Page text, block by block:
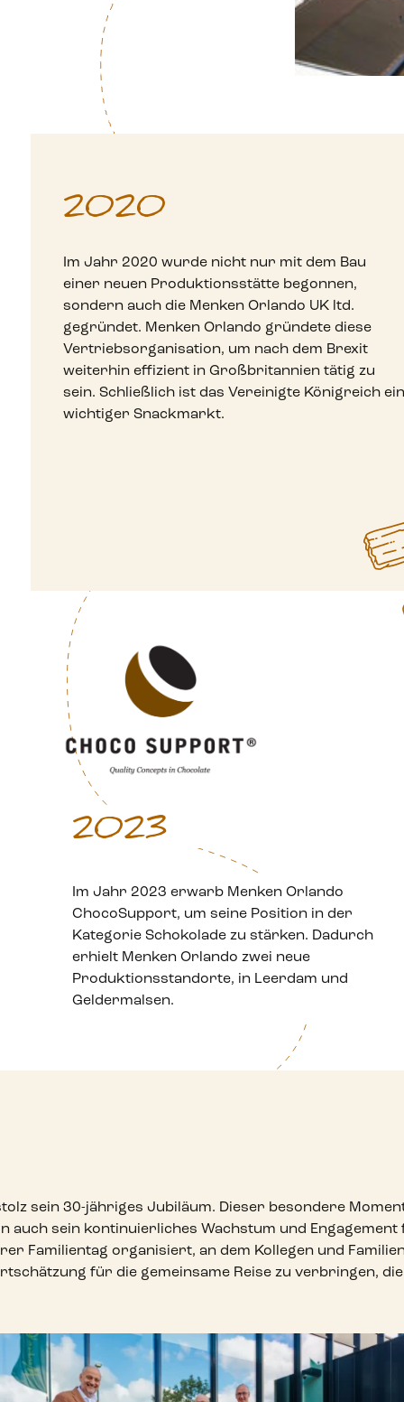
2020
Im Jahr 2020 wurde nicht nur mit dem Bau
einer neuen Produktionsstätte begonnen,
sondern auch die Menken Orlando UK ltd.
gegründet. Menken Orlando gründete diese
Vertriebsorganisation, um nach dem Brexit
weiterhin effizient in Großbritannien tätig zu
sein. Schließlich ist das Vereinigte Königreich
wichtiger Snackmarkt.
2023
Im Jahr 2023 erwarb Menken Orlando
ChocoSupport, um seine Position in der
Kategorie Schokolade zu stärken. Dadurch
erhielt Menken Orlando zwei neue
Produktionsstandorte, in Leerdam und
Geldermalsen.
sein 30-jähriges Jubiläum. Dieser besondere
auch sein kontinuierliches Wachstum und
Familientag organisiert, an dem Kollegen und
für die gemeinsame Reise zu verbringen,